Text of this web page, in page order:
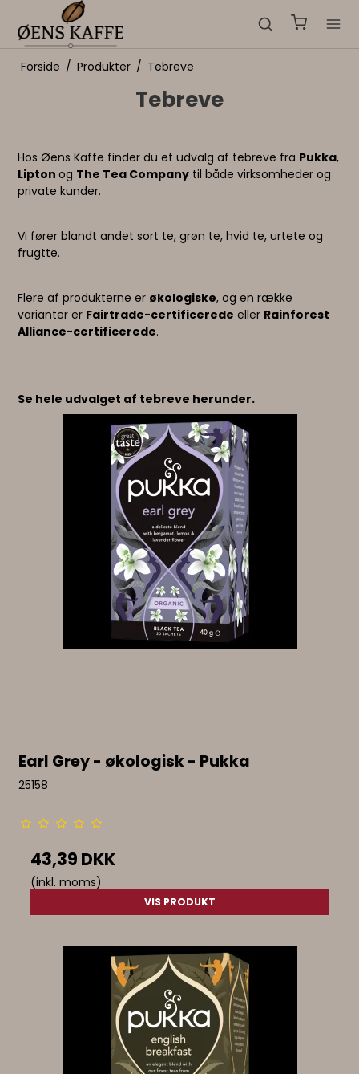
Forside / Produkter / Tebreve
Tebreve
Hos Øens Kaffe finder du et udvalg af tebreve fra Pukka,
Liptonog The Tea Company til både virksomheder og
private kunder.
Vi fører blandt andet sort te, grøn te, hvid te, urtete og
frugtte.
Flere af produkterne er økologiske, og en række
varianter er Fairtrade-certificerede eller Rainforest
Alliance-certificerede.
Se hele udvalget af tebreve herunder.
Earl Grey - økologisk - Pukka
25158
43,39 DKK
(inkl. moms)
VIS PRODUKT